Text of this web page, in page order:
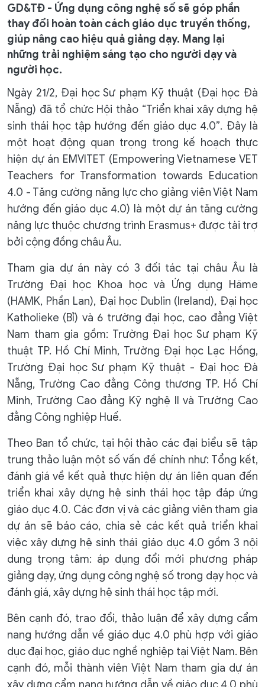
GD&TĐ - Ứng dụng công nghệ số sẽ góp phần
thay đổi hoàn toàn cách giáo dục truyền thống,
giúp nâng cao hiệu quả giảng dạy. Mang lại
những trải nghiệm sáng tạo cho người dạy và
người học.
Ngày 21/2, Đại học Sư phạm Kỹ thuật (Đại học Đà
Nẵng) đã tổ chức Hội thảo “Triển khai xây dựng hệ
sinh thái học tập hướng đến giáo dục 4.0”. Đây là
một hoạt động quan trọng trong kế hoạch thực
hiện dự án EMVITET (Empowering Vietnamese VET
Teachers for Transformation towards Education
4.0 - Tăng cường năng lực cho giảng viên Việt Nam
hướng đến giáo dục 4.0) là một dự án tăng cường
năng lực thuộc chương trình Erasmus+ được tài trợ
bởi cộng đồng châu Âu.
Tham gia dự án này có 3 đối tác tại châu Âu là
Trường Đại học Khoa học và Ứng dụng Häme
(HAMK, Phần Lan), Đại học Dublin (Ireland), Đại học
Katholieke (Bỉ) và 6 trường đại học, cao đẳng Việt
Nam tham gia gồm: Trường Đại học Sư phạm Kỹ
thuật TP. Hồ Chí Minh, Trường Đại học Lạc Hồng,
Trường Đại học Sư phạm Kỹ thuật - Đại học Đà
Nẵng, Trường Cao đẳng Công thương TP. Hồ Chí
Minh, Trường Cao đẳng Kỹ nghệ II và Trường Cao
đẳng Công nghiệp Huế.
Theo Ban tổ chức, tại hội thảo các đại biểu sẽ tập
trung thảo luận một số vấn đề chính như: Tổng kết,
đánh giá về kết quả thực hiện dự án liên quan đến
triển khai xây dựng hệ sinh thái học tập đáp ứng
giáo dục 4.0. Các đơn vị và các giảng viên tham gia
dự án sẽ báo cáo, chia sẻ các kết quả triển khai
việc xây dựng hệ sinh thái giáo dục 4.0 gồm 3 nội
dung trọng tâm: áp dụng đổi mới phương pháp
giảng dạy, ứng dụng công nghệ số trong dạy học và
đánh giá, xây dựng hệ sinh thái học tập mới.
Bên cạnh đó, trao đổi, thảo luận để xây dựng cẩm
nang hướng dẫn về giáo dục 4.0 phù hợp với giáo
dục đại học, giáo dục nghề nghiệp tại Việt Nam. Bên
cạnh đó, mỗi thành viên Việt Nam tham gia dự án